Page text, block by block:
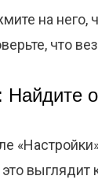
на него,
что
Найдите
выглядит